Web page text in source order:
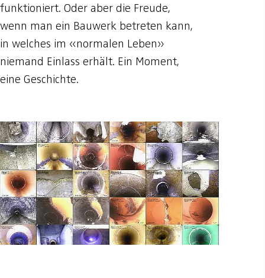
funktioniert. Oder aber die Freude,
wenn man ein Bauwerk betreten kann,
in welches im «normalen Leben»
niemand Einlass erhält. Ein Moment,
eine Geschichte.